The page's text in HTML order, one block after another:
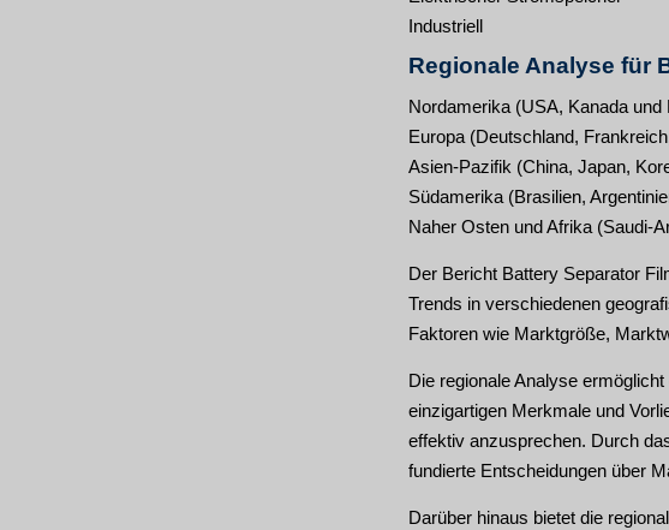
Industriell
Regionale Analyse für
Nordamerika (USA, Kanada und
Europa (Deutschland,
Asien-Pazifik (China, Japan,
Südamerika (Brasilien,
Naher Osten und Afrika (Saudi-
Der Bericht Battery Separator
Trends in verschiedenen
Faktoren wie Marktgröße,
Die regionale Analyse
einzigartigen Merkmale und
effektiv anzusprechen. Durch
fundierte Entscheidungen über
Darüber hinaus bietet die